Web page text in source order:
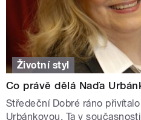
Životní styl
Co právě dělá Naďa
Středeční Dobré ráno
Urbánkovou. Ta v